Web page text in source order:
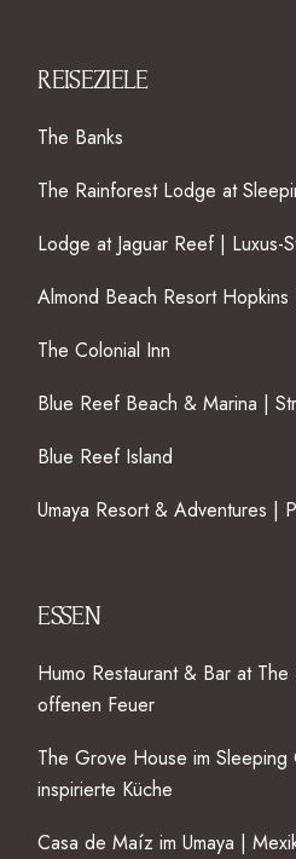
REISEZIELE
The Banks
The Rainforest Lodge at
Lodge at Jaguar Reef | Luxus-
Almond Beach Resort
The Colonial Inn
Blue Reef Beach & Marina |
Blue Reef Island
Umaya Resort & Adventures |
ESSEN
Humo Restaurant & Bar at
offenen Feuer
The Grove House im
inspirierte Küche
Casa de Maíz im Umaya |